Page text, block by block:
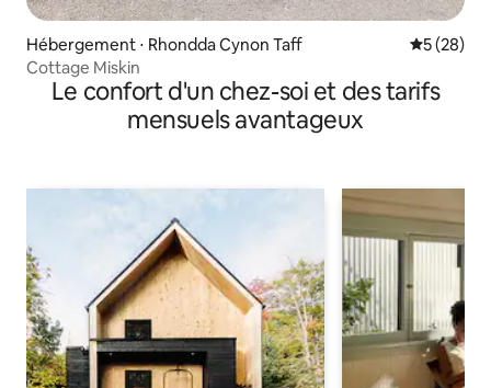
Hébergement ⋅ Rhondda Cynon Taff
5 (28)
Cottage Miskin
Le confort d'un chez-soi et des tarifs
mensuels avantageux